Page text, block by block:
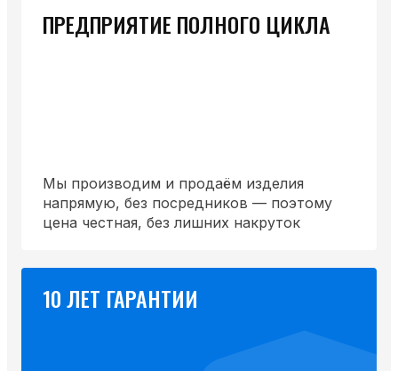
ПРЕДПРИЯТИЕ ПОЛНОГО ЦИКЛА
Мы производим и продаём изделия
напрямую, без посредников — поэтому
цена честная, без лишних накруток
10 ЛЕТ ГАРАНТИИ